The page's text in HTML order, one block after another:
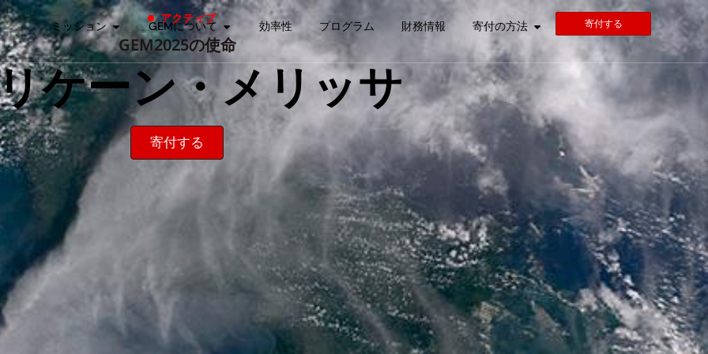
ミッション GEMについて 効率性 プログラム 財務情報 寄付の方法 寄付する
アクティブ
GEM2025の使命
ケーン・メリッサ
寄付する